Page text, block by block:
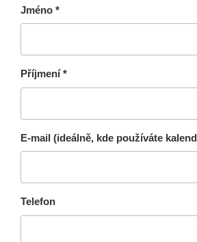
Jméno *
Příjmení *
E-mail (ideálně, kde používáte
Telefon